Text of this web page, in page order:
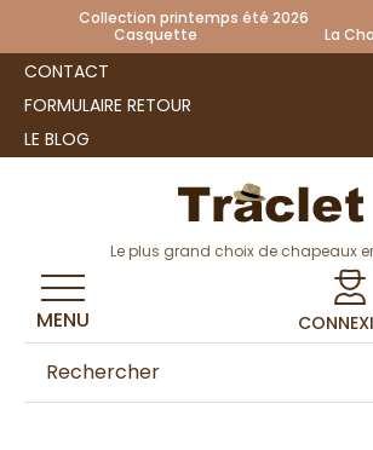
Collection printemps été 2026
Casquette La
CONTACT
FORMULAIRE RETOUR
LE BLOG
Le plus grand choix de chapeaux
MENU